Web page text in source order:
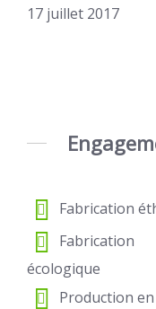
17 juillet 2017
Fabrication
Fabrication
écologique
Production en